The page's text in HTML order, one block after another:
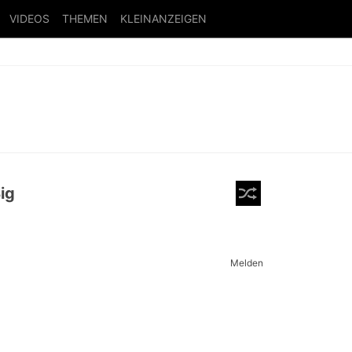
VIDEOS THEMEN KLEINANZEIGEN
Melden